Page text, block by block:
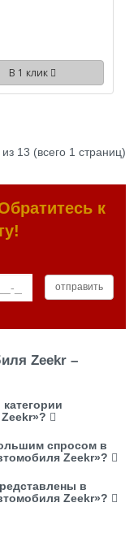
В 1 клик
13 (всего 1 страниц)
к
Zeekr –
спросом в
Zeekr»?
в
Zeekr»?